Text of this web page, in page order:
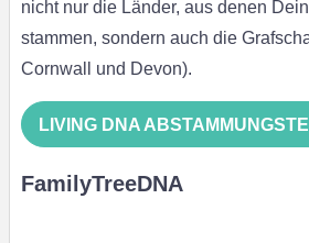
nicht nur die Länder, aus denen
stammen, sondern auch die
Cornwall und Devon).
LIVING DNA
FamilyTreeDNA